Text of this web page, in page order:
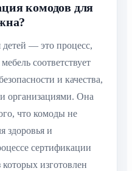
комодов для
— это процесс,
соответствует
и качества,
организациями. Она
что комоды не
здоровья и
сертификации
изготовлен